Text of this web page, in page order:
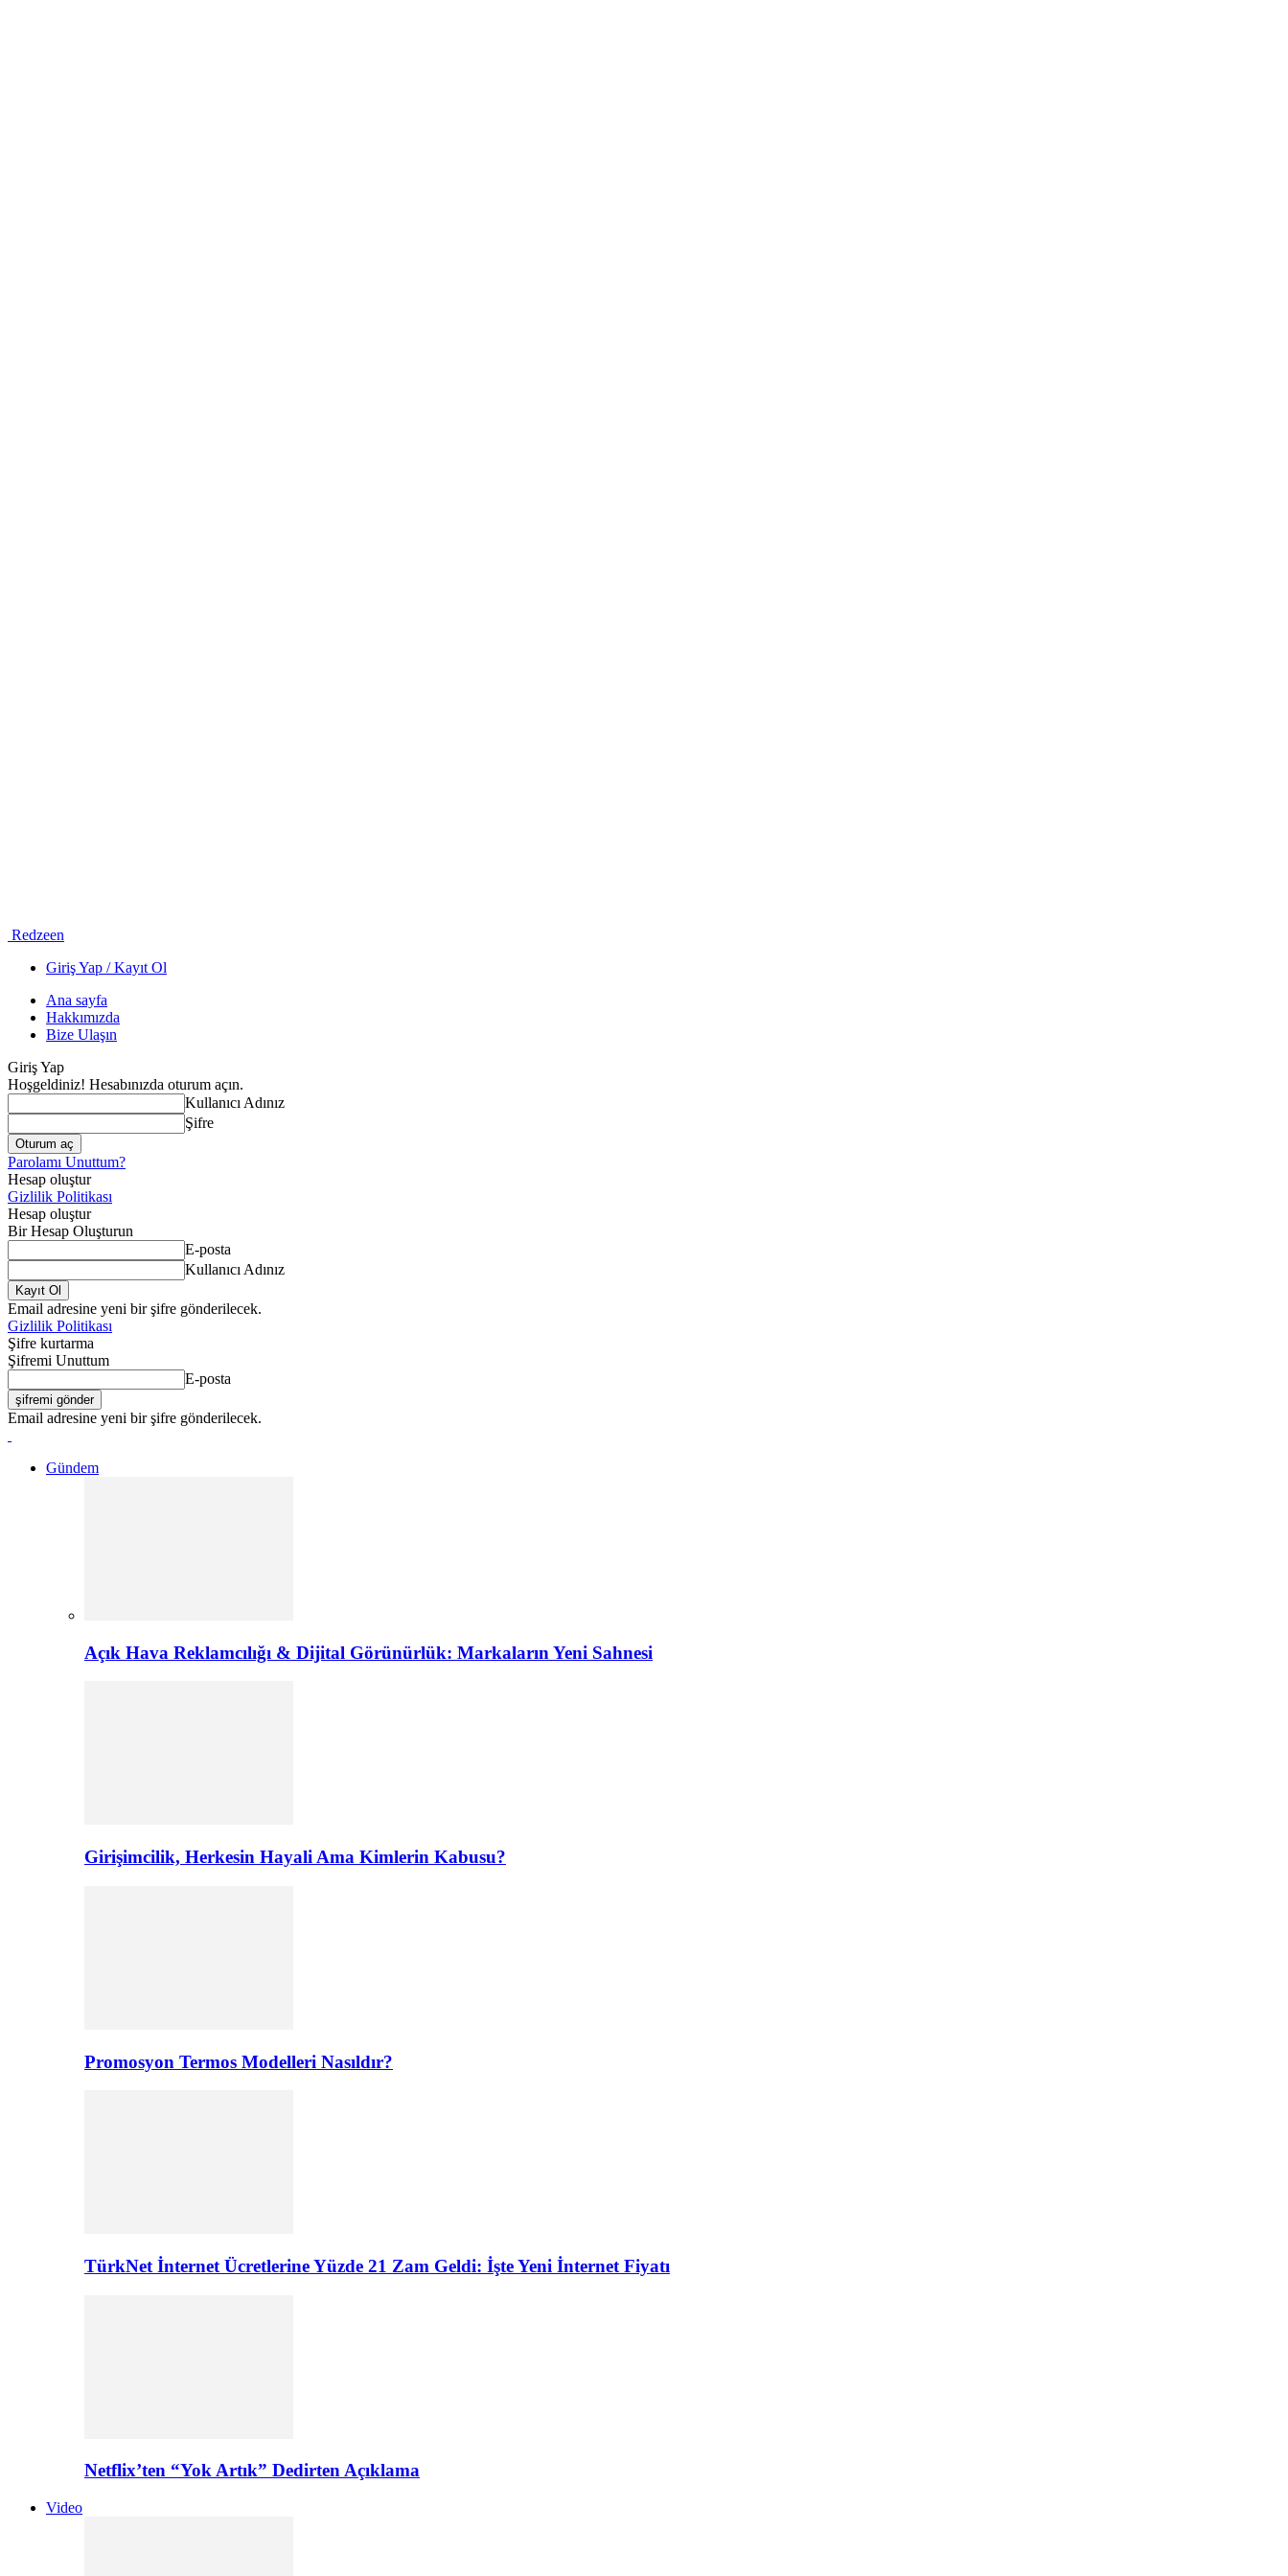
Redzeen
Giriş Yap / Kayıt Ol
Ana sayfa
Hakkımızda
Bize Ulaşın
Giriş Yap
Hoşgeldiniz! Hesabınızda oturum açın.
Kullanıcı Adınız
Şifre
Parolamı Unuttum?
Hesap oluştur
Gizlilik Politikası
Hesap oluştur
Bir Hesap Oluşturun
E-posta
Kullanıcı Adınız
Email adresine yeni bir şifre gönderilecek.
Gizlilik Politikası
Şifre kurtarma
Şifremi Unuttum
E-posta
Email adresine yeni bir şifre gönderilecek.
Gündem
Açık Hava Reklamcılığı & Dijital Görünürlük: Markaların Yeni Sahnesi
Girişimcilik, Herkesin Hayali Ama Kimlerin Kabusu?
Promosyon Termos Modelleri Nasıldır?
TürkNet İnternet Ücretlerine Yüzde 21 Zam Geldi: İşte Yeni İnternet Fiyatı
Netflix’ten “Yok Artık” Dedirten Açıklama
Video